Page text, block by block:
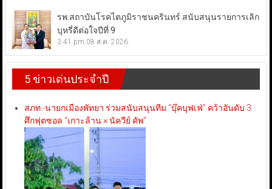
รพ.สถาบันโรคไตภูมิราชนครินทร์ สนับสนุนรายการเลิก
บุหรี่ดีต่อใจปีที่ 9
3:41 pm 08 ส.ค. 2026
5 ข่าวเด่นประจำปี
สภท.-นายกเมืองพัทยา ร่วมสนับสนุนทีม “บุ๊คบุฟเฟ่” คว้าอันดับ 3
ศึกฟุตซอล “เกาะล้าน × นัควีย์ คัพ”